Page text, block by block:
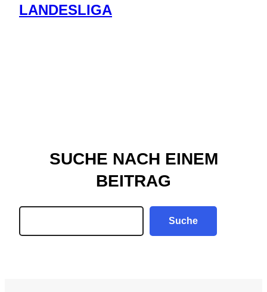
LANDESLIGA
SUCHE NACH EINEM
BEITRAG
Search
Suche